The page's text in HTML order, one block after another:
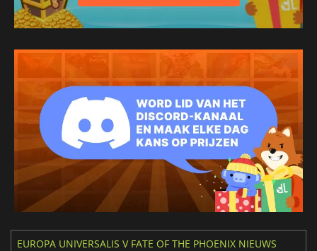
EUROPA UNIVERSALIS V FATE OF THE PHOENIX NIEUWS